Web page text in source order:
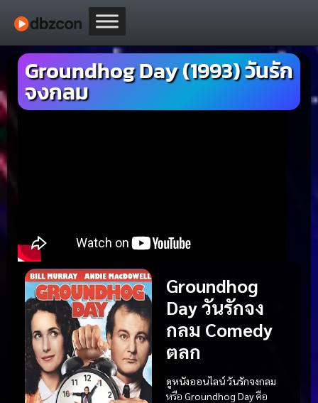
Groundhog Day (1993) วันรัก
จงกลม
Groundhog
Day วันรักจง
กลม Comedy
ตลก
ดูหนังออนไลน์ วันรักจงกลม
หรือ Groundhog Dayคือ